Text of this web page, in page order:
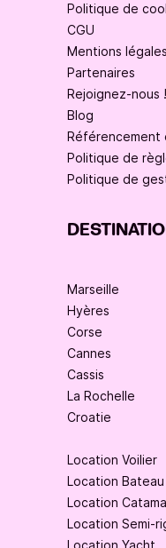
Politique de
CGU
Mentions légales
Partenaires
Rejoignez-nous !
Blog
Référencement
Politique de
Politique de
Marseille
Hyères
Corse
Cannes
Cassis
La Rochelle
Croatie
Location Voilier
Location
Location
Location Semi-